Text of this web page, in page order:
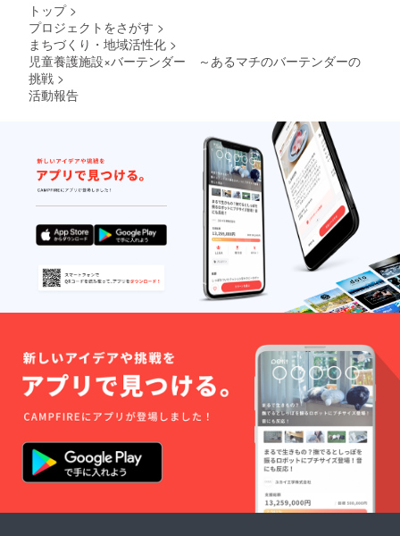
まして
方に写
真を送
らせて
いただ
きま
す、そ
して御
来店の
際にそ
の画像
をかざ
してい
ただき
お名前
さいま
せ オリ
ジナル
カクテ
ルをご
用意致
します
※ご来店
頂いた
はノン
せ オリ
します
※ご来店
頂いた
未成年
の方へ
はノン
アル
コール
で提供
致しま
す ※
エッセ
イ本は
郵送さ
ただき
ます
らご希
欄にご
記載く
ださい
ませ ※
カクテ
ルチ
ケット
につき
まして
はご支
援いた
だいた
方に写
真を送
いただ
きま
す、そ
して御
来店の
際にそ
の画像
をかざ
してい
お名前
もご頂
戴くだ
トップ >
プロジェクトをさがす >
まちづくり・地域活性化 >
児童養護施設×バーテンダー ～あるマチのバーテンダーの
挑戦 >
活動報告